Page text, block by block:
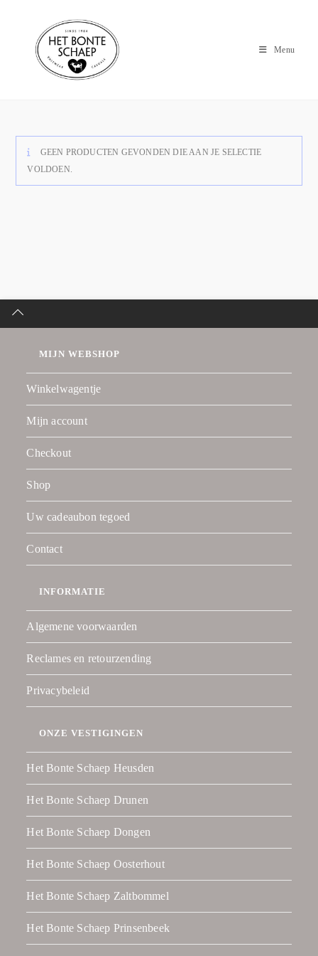
Menu
GEEN PRODUCTEN GEVONDEN DIE AAN JE SELECTIE
VOLDOEN.
MIJN WEBSHOP
Winkelwagentje
Mijn account
Checkout
Shop
Uw cadeaubon tegoed
Contact
INFORMATIE
Algemene voorwaarden
Reclames en retourzending
Privacybeleid
ONZE VESTIGINGEN
Het Bonte Schaep Heusden
Het Bonte Schaep Drunen
Het Bonte Schaep Dongen
Het Bonte Schaep Oosterhout
Het Bonte Schaep Zaltbommel
Het Bonte Schaep Prinsenbeek